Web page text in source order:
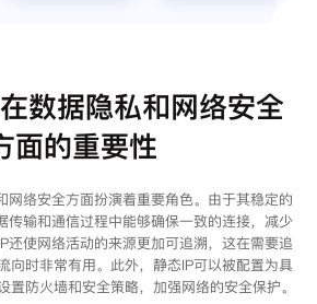
数据隐私和网络安全
面的重要性
网络安全方面扮演着重要角色。由于其稳定的
传输和通信过程中能够确保一致的连接，减少
还使网络活动的来源更加可追溯，这在需要追
向时非常有用。此外，静态IP可以被配置为具
置防火墙和安全策略，加强网络的安全保护。